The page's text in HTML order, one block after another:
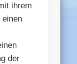
ihrem
einen
der